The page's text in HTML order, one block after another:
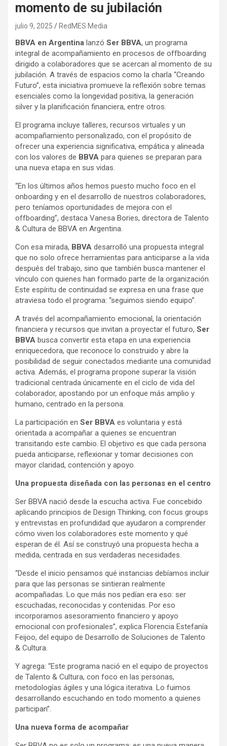
momento de su jubilación
julio 9, 2025 RedMES Media
BBVA en Argentina lanzó Ser BBVA, un programa
integral de acompañamiento en procesos de offboarding
dirigido a colaboradores que se acercan al momento de su
jubilación. A través de espacios como la charla “Creando
Futuro”, esta iniciativa promueve la reflexión sobre temas
esenciales como la longevidad positiva, la generación
silver y la planificación financiera, entre otros.
El programa incluye talleres, recursos virtuales y un
acompañamiento personalizado, con el propósito de
ofrecer una experiencia significativa, empática y alineada
con los valores de BBVA para quienes se preparan para
una nueva etapa en sus vidas.
“En los últimos años hemos puesto mucho foco en el
onboarding y en el desarrollo de nuestros colaboradores,
pero teníamos oportunidades de mejora con el
offboarding”, destaca Vanesa Bories, directora de Talento
& Cultura de BBVA en Argentina.
Con esa mirada, BBVA desarrolló una propuesta integral
que no solo ofrece herramientas para anticiparse a la vida
después del trabajo, sino que también busca mantener el
vínculo con quienes han formado parte de la organización.
Este espíritu de continuidad se expresa en una frase que
atraviesa todo el programa: “seguimos siendo equipo”.
A través del acompañamiento emocional, la orientación
financiera y recursos que invitan a proyectar el futuro, Ser
BBVA busca convertir esta etapa en una experiencia
enriquecedora, que reconoce lo construido y abre la
posibilidad de seguir conectados mediante una comunidad
activa. Además, el programa propone superar la visión
tradicional centrada únicamente en el ciclo de vida del
colaborador, apostando por un enfoque más amplio y
humano, centrado en la persona.
La participación en Ser BBVA es voluntaria y está
orientada a acompañar a quienes se encuentran
transitando este cambio. El objetivo es que cada persona
pueda anticiparse, reflexionar y tomar decisiones con
mayor claridad, contención y apoyo.
Una propuesta diseñada con las personas en el centro
Ser BBVA nació desde la escucha activa. Fue concebido
aplicando principios de Design Thinking, con focus groups
y entrevistas en profundidad que ayudaron a comprender
cómo viven los colaboradores este momento y qué
esperan de él. Así se construyó una propuesta hecha a
medida, centrada en sus verdaderas necesidades.
“Desde el inicio pensamos qué instancias debíamos incluir
para que las personas se sintieran realmente
acompañadas. Lo que más nos pedían era eso: ser
escuchadas, reconocidas y contenidas. Por eso
incorporamos asesoramiento financiero y apoyo
emocional con profesionales”, explica Florencia Estefanía
Feijoo, del equipo de Desarrollo de Soluciones de Talento
& Cultura.
Y agrega: “Este programa nació en el equipo de proyectos
de Talento & Cultura, con foco en las personas,
metodologías ágiles y una lógica iterativa. Lo fuimos
desarrollando escuchando en todo momento a quienes
participan”.
Una nueva forma de acompañar